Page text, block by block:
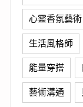
心靈香氛藝術
生活風格師
能量穿搭
藝術溝通